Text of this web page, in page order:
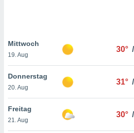
können
von
und
Mittwoch
19. Aug
30° /
Donnerstag
20. Aug
31° /
Freitag
21. Aug
30° /